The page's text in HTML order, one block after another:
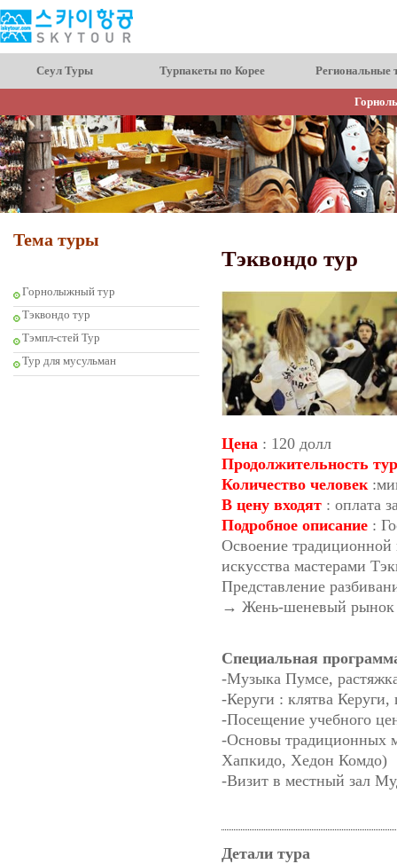
Сеул Туры Турпакеты по Корее Региональные
Тема туры
Горнолыжный тур
Тэквондо тур
Тэмпл-стей Тур
Тур для мусульман
Тэквондо тур
Цена : 120 долл
Продолжительность
Количество человек
В цену входят : оплата
Подробное описание :
Освоение
искусства мастерами
Представление
→ Жень-шеневый
Специальная
-Музыка Пумсе,
-Керуги : клятва Керуги,
-Посещение учебного
-Основы традиционных
Хапкидо, Хедон Комдо)
-Визит в местный зал
Детали тура